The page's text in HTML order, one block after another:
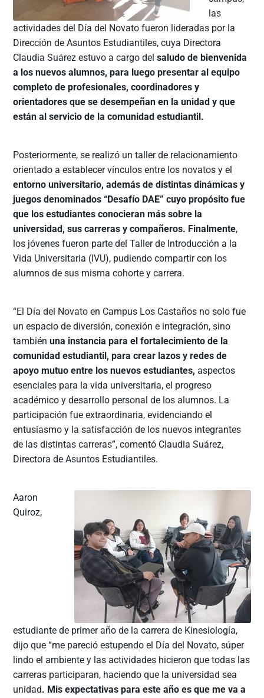
las
actividades del Día del Novato fueron lideradas por la
Dirección de Asuntos Estudiantiles, cuya Directora
Claudia Suárez estuvo a cargo delsaludo de bienvenida
a los nuevos alumnos, para luego presentar al equipo
completo de profesionales, coordinadores y
orientadores que se desempeñan en la unidad y que
están al servicio de la comunidad estudiantil.
Posteriormente, se realizó un taller de relacionamiento
orientado a establecer vínculos entre los novatos y el
entorno universitario, además de distintas dinámicas y
juegos denominados “Desafío DAE” cuyo propósito fue
que los estudiantes conocieran más sobre la
universidad, sus carreras y compañeros. Finalmente,
los jóvenes fueron parte del Taller de Introducción a la
Vida Universitaria (IVU), pudiendo compartir con los
alumnos de sus misma cohorte y carrera.
“El Día del Novato en Campus Los Castaños no solo fue
un espacio de diversión, conexión e integración, sino
tambiénuna instancia para el fortalecimiento de la
comunidad estudiantil, para crear lazos y redes de
apoyo mutuo entre los nuevos estudiantes, aspectos
esenciales para la vida universitaria, el progreso
académico y desarrollo personal de los alumnos. La
participación fue extraordinaria, evidenciando el
entusiasmo y la satisfacción de los nuevos integrantes
de las distintas carreras”, comentó Claudia Suárez,
Directora de Asuntos Estudiantiles.
Aaron
Quiroz,
estudiante de primer año de la carrera de Kinesiología,
dijo que “me pareció estupendo el Día del Novato, súper
lindo el ambiente y las actividades hicieron que todas las
carreras participaran, haciendo que la universidad sea
unidad. Mis expectativas para este año es que me va a